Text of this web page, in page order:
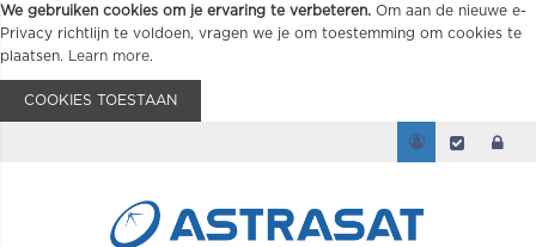
We gebruiken cookies om je ervaring te verbeteren. Om aan de nieuwe e-
Privacy richtlijn te voldoen, vragen we je om toestemming om cookies te
plaatsen.
Learn more.
COOKIES TOESTAAN